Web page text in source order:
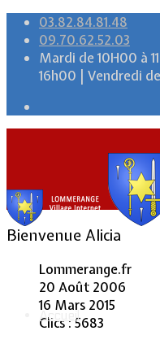
03.82.84.81.48
09.70.62.52.03
Mardi de 10H00 à
16h00 | Vendredi
Accueil
Bienvenue Alicia
Lommerange.fr
20 Août 2006
16 Mars 2015
Clics : 5683